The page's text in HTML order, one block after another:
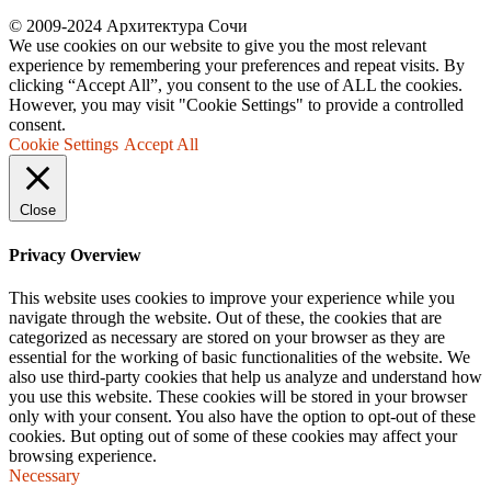
© 2009-2024 Архитектура Сочи
We use cookies on our website to give you the most relevant
experience by remembering your preferences and repeat visits. By
clicking “Accept All”, you consent to the use of ALL the cookies.
However, you may visit "Cookie Settings" to provide a controlled
consent.
Cookie Settings Accept All
Close
Privacy Overview
This website uses cookies to improve your experience while you
navigate through the website. Out of these, the cookies that are
categorized as necessary are stored on your browser as they are
essential for the working of basic functionalities of the website. We
also use third-party cookies that help us analyze and understand how
you use this website. These cookies will be stored in your browser
only with your consent. You also have the option to opt-out of these
cookies. But opting out of some of these cookies may affect your
browsing experience.
Necessary